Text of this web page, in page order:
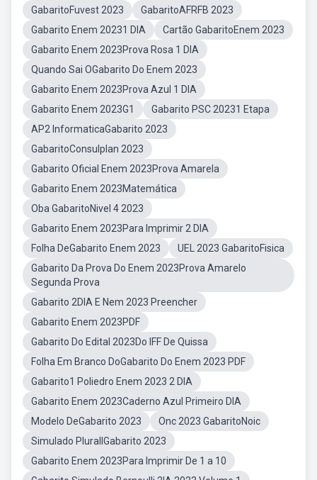
GabaritoFuvest 2023
GabaritoAFRFB 2023
Gabarito Enem 20231 DIA
Cartão GabaritoEnem 2023
Gabarito Enem 2023Prova Rosa 1 DIA
Quando Sai OGabarito Do Enem 2023
Gabarito Enem 2023Prova Azul 1 DIA
Gabarito Enem 2023G1
Gabarito PSC 20231 Etapa
AP2 InformaticaGabarito 2023
GabaritoConsulplan 2023
Gabarito Oficial Enem 2023Prova Amarela
Gabarito Enem 2023Matemática
Oba GabaritoNivel 4 2023
Gabarito Enem 2023Para Imprimir 2 DIA
Folha DeGabarito Enem 2023
UEL 2023 GabaritoFisica
Gabarito Da Prova Do Enem 2023Prova Amarelo
Segunda Prova
Gabarito 2DIA E Nem 2023 Preencher
Gabarito Enem 2023PDF
Gabarito Do Edital 2023Do IFF De Quissa
Folha Em Branco DoGabarito Do Enem 2023 PDF
Gabarito1 Poliedro Enem 2023 2 DIA
Gabarito Enem 2023Caderno Azul Primeiro DIA
Modelo DeGabarito 2023
Onc 2023 GabaritoNoic
Simulado PlurallGabarito 2023
Gabarito Enem 2023Para Imprimir De 1 a 10